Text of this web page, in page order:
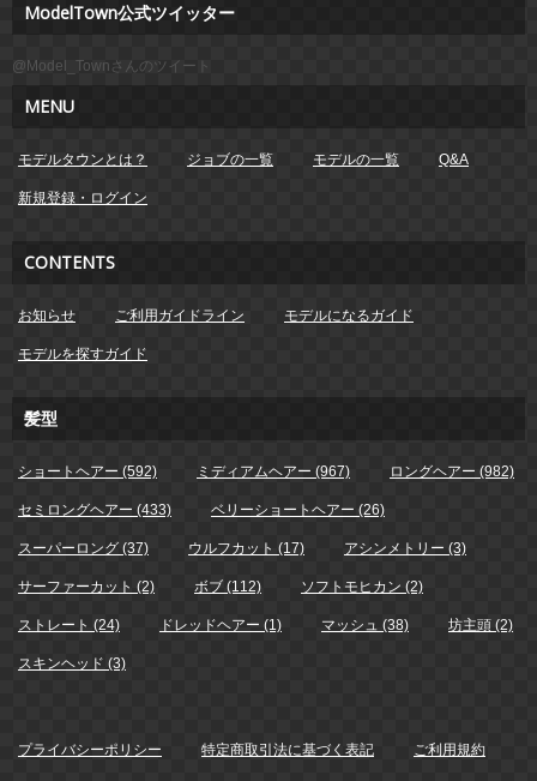
ModelTown公式ツイッター
@Model_Townさんのツイート
MENU
モデルタウンとは？ ジョブの一覧 モデルの一覧 Q&A
新規登録・ログイン
CONTENTS
お知らせ ご利用ガイドライン モデルになるガイド
モデルを探すガイド
髪型
ショートヘアー (592) ミディアムヘアー (967) ロングヘアー (982)
セミロングヘアー (433) ベリーショートヘアー (26)
スーパーロング (37) ウルフカット (17) アシンメトリー (3)
サーファーカット (2) ボブ (112) ソフトモヒカン (2)
ストレート (24) ドレッドヘアー (1) マッシュ (38) 坊主頭 (2)
スキンヘッド (3)
プライバシーポリシー 特定商取引法に基づく表記 ご利用規約